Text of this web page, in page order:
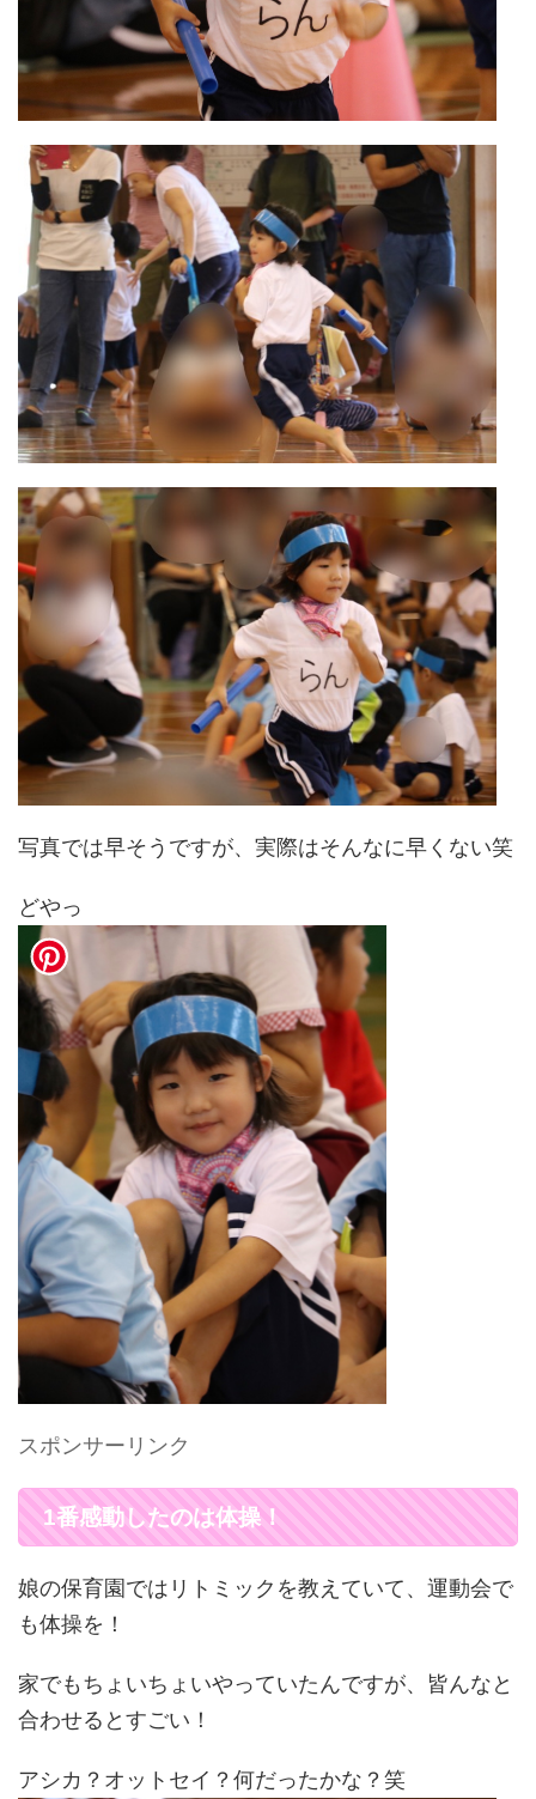
写真では早そうですが、実際はそんなに早くない笑
どやっ
スポンサーリンク
1番感動したのは体操！
娘の保育園ではリトミックを教えていて、運動会で
も体操を！
家でもちょいちょいやっていたんですが、皆んなと
合わせるとすごい！
アシカ？オットセイ？何だったかな？笑